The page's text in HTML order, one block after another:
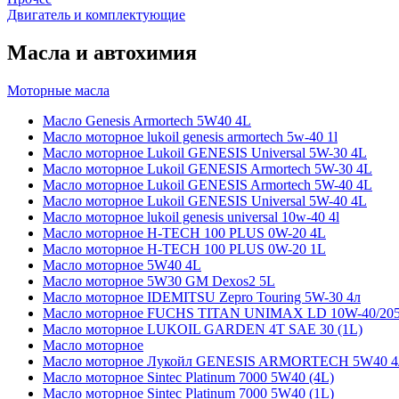
Двигатель и комплектующие
Масла и автохимия
Моторные масла
Масло Genesis Armortech 5W40 4L
Масло моторное lukoil genesis armortech 5w-40 1l
Масло моторное Lukoil GENESIS Universal 5W-30 4L
Масло моторное Lukoil GENESIS Armortech 5W-30 4L
Масло моторное Lukoil GENESIS Armortech 5W-40 4L
Масло моторное Lukoil GENESIS Universal 5W-40 4L
Масло моторное lukoil genesis universal 10w-40 4l
Масло моторное H-TECH 100 PLUS 0W-20 4L
Масло моторное H-TECH 100 PLUS 0W-20 1L
Масло моторное 5W40 4L
Масло моторное 5W30 GM Dexos2 5L
Масло моторное IDEMITSU Zepro Touring 5W-30 4л
Масло моторное FUCHS TITAN UNIMAX LD 10W-40/
Масло моторное LUKOIL GARDEN 4Т SAE 30 (1L)
Масло моторное
Масло моторное Лукойл GENESIS ARMORTECH 5W40
Масло моторное Sintec Platinum 7000 5W40 (4L)
Масло моторное Sintec Platinum 7000 5W40 (1L)